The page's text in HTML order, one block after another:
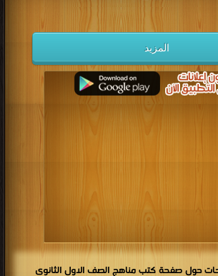
المزيد
حول صفحة كتب مناهج الصف الاول الثانوى